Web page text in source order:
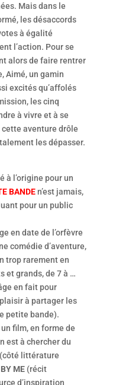
Mais dans le
les désaccords
à égalité
l’action. Pour se
alors de faire rentrer
Aimé, un gamin
excités qu’affolés
les cinq
à vivre et à se
aventure drôle
les dépasser.
à l’origine pour un
BANDEn’est jamais,
pour un public
en date de l’orfèvre
comédie d’aventure,
trop rarement en
et grands, de 7 à …
en fait pour
à partager les
petite bande).
film, en forme de
est à chercher du
(côté littérature
ME(récit
d’inspiration